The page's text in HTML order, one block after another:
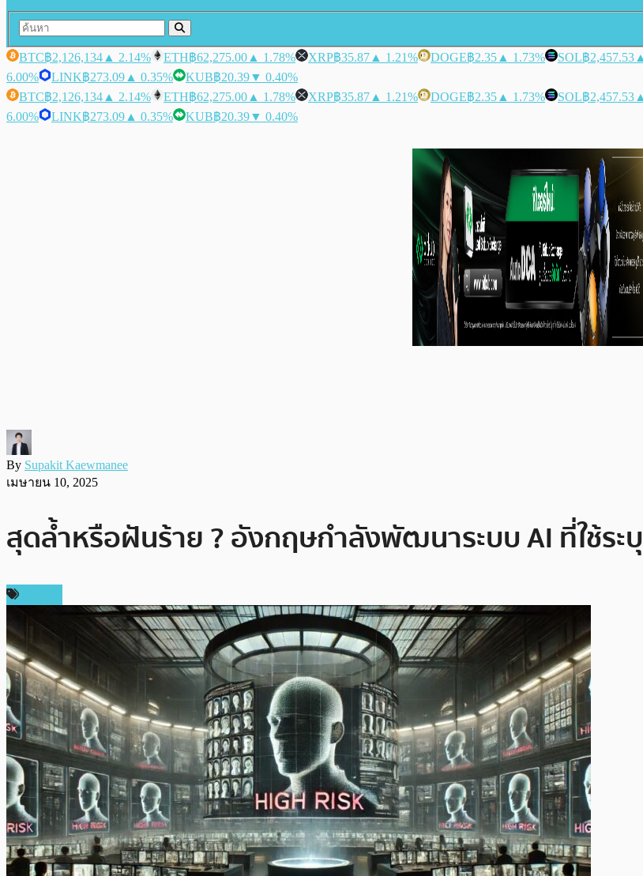
BTC฿2,126,134 ▲ 2.14% ETH฿62,275.00 ▲ 1.78% XRP฿35.87 ▲ 1.21% DOGE฿2.35 ▲ 1.73% SOL฿2,457.53
6.00%
LINK฿273.09 ▲ 0.35% KUB฿20.39▼ 0.40%
BTC฿2,126,134 ▲ 2.14% ETH฿62,275.00 ▲ 1.78% XRP฿35.87 ▲ 1.21% DOGE฿2.35 ▲ 1.73% SOL฿2,457.53
6.00%
LINK฿273.09 ▲ 0.35% KUB฿20.39▼ 0.40%
By Supakit Kaewmanee
เมษายน 10, 2025
สุดล้ำหรือฝันร้าย ? อังกฤษกำลังพัฒนาระบบ AI ที่ใช้ระ